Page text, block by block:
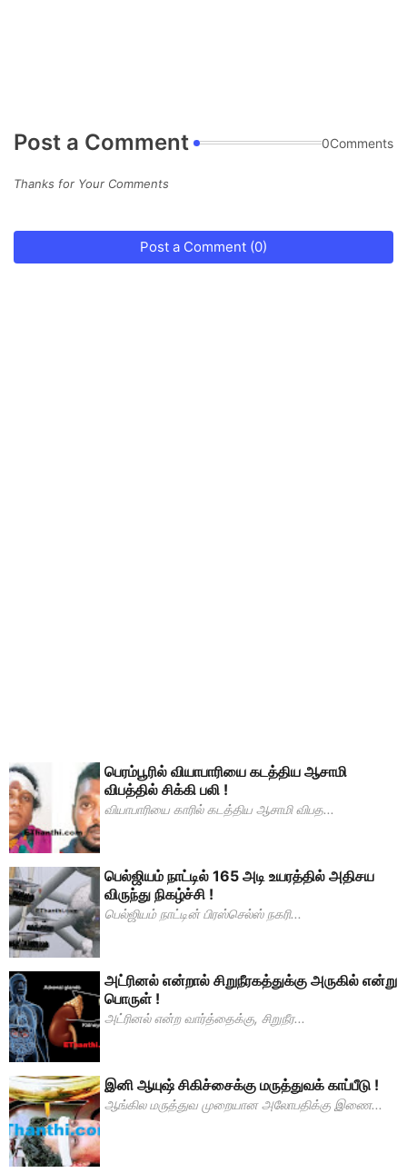
Post a Comment 0Comments
Thanks for Your Comments
Post a Comment (0)
பெரம்பூரில் வியாபாரியை கடத்திய ஆசாமி
விபத்தில் சிக்கி பலி !
வியாபாரியை காரில் கடத்திய ஆசாமி விபத...
பெல்ஜியம் நாட்டில் 165 அடி உயரத்தில் அதிசய
விருந்து நிகழ்ச்சி !
பெல்ஜியம் நாட்டின் பிரஸ்செல்ஸ் நகரி...
அட்ரினல் என்றால் சிறுநீரகத்துக்கு அருகில் என்று
பொருள் !
அட்ரினல் என்ற வார்த்தைக்கு, சிறுநீர...
இனி ஆயுஷ் சிகிச்சைக்கு மருத்துவக் காப்பீடு !
ஆங்கில மருத்துவ முறையான அலோபதிக்கு இணை...